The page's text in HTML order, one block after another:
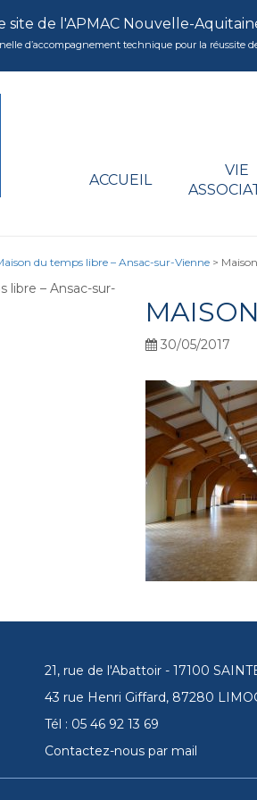
site de l'APMAC Nouvelle-
d’accompagnement technique pour la réussite
ACCUEIL
VIE
du temps libre – Ansac-sur-Vienne >
30/05/2017
21, rue de l'Abattoir - 17100
43 rue Henri Giffard, 87280
Tél : 05 46 92 13 69
Contactez-nous par mail